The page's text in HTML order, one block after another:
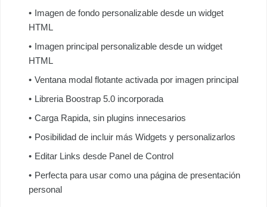
Imagen de fondo personalizable desde un widget
HTML
Imagen principal personalizable desde un widget
HTML
Ventana modal flotante activada por imagen principal
Libreria Boostrap 5.0 incorporada
Carga Rapida, sin plugins innecesarios
Posibilidad de incluir más Widgets y personalizarlos
Editar Links desde Panel de Control
Perfecta para usar como una página de presentación
personal